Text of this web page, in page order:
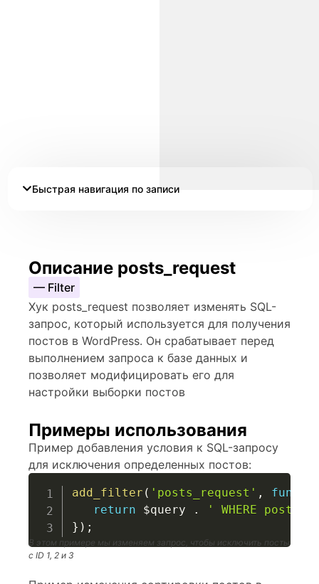
Быстрая навигация по записи
Описание posts_request
— Filter
Хук posts_request позволяет изменять SQL-
запрос, который используется для получения
постов в WordPress. Он срабатывает перед
выполнением запроса к базе данных и
позволяет модифицировать его для
настройки выборки постов
Примеры использования
Пример добавления условия к SQL-запросу
для исключения определенных постов:
add_filter ( 'posts_request' ,
return
$query .
' WHERE
} ) ;
В этом примере мы изменяем запрос, чтобы исключить посты
с ID 1, 2 и 3